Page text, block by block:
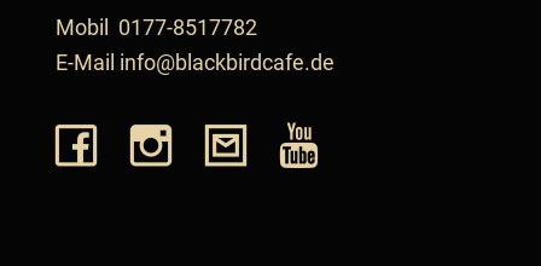
Mobil 0177-8517782
E-Mail info@blackbirdcafe.de